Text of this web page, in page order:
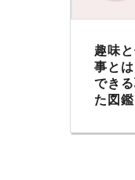
趣味
事と
でき
た図鑑